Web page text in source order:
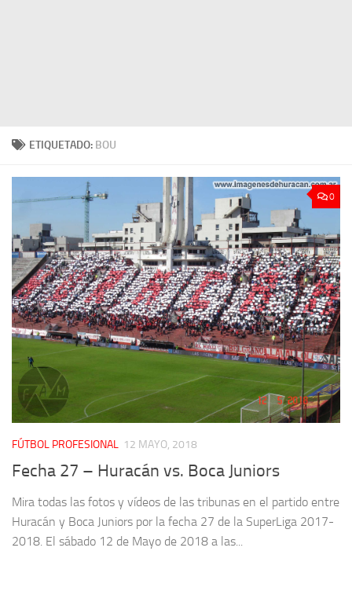
ETIQUETADO: BOU
0
FÚTBOL PROFESIONAL 12 MAYO, 2018
Fecha 27 – Huracán vs. Boca Juniors
Mira todas las fotos y vídeos de las tribunas en el partido entre
Huracán y Boca Juniors por la fecha 27 de la SuperLiga 2017-
2018. El sábado 12 de Mayo de 2018 a las...